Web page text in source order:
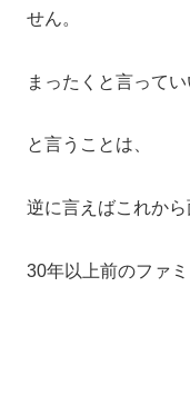
せん。
まったくと言って
と言うことは、
逆に言えばこれか
30年以上前のファ